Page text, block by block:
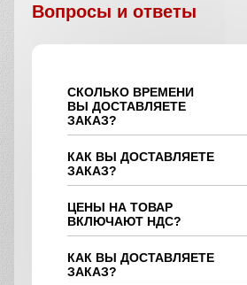
Вопросы и ответы
СКОЛЬКО ВРЕМЕНИ
ВЫ ДОСТАВЛЯЕТЕ
ЗАКАЗ?
КАК ВЫ ДОСТАВЛЯЕТЕ
ЗАКАЗ?
ЦЕНЫ НА ТОВАР
ВКЛЮЧАЮТ НДС?
КАК ВЫ ДОСТАВЛЯЕТЕ
ЗАКАЗ?